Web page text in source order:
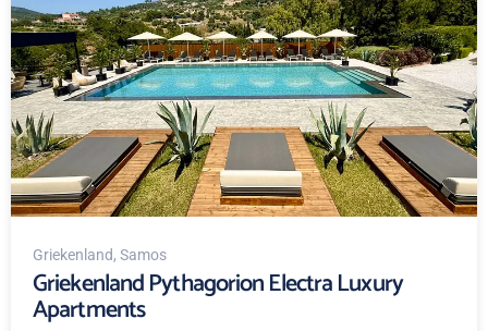
Griekenland, Samos
Griekenland Pythagorion Electra Luxury
Apartments